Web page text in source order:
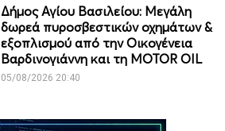
Δήμος Αγίου Βασιλείου: Μεγάλη
δωρεά πυροσβεστικών οχημάτων &
εξοπλισμού από την Οικογένεια
Βαρδινογιάννη και τη MOTOR OIL
05/08/2026 20:40